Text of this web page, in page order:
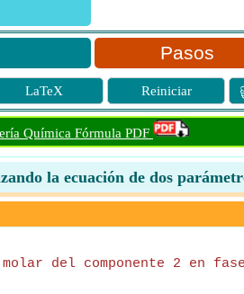
Pasos
LaTeX Reiniciar
Química Fórmula PDF
la ecuación de dos
del componente 2 en